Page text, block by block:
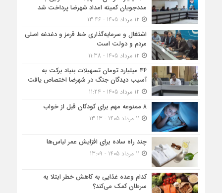
مددجویان کمیته امداد شهرضا پرداخت شد
اشتغال و سرمایه‌گذاری خط قرمز و دغدغه اصلی
مردم و دولت است
۴۴ میلیارد تومان تسهیلات بنیاد برکت به
آسیب دیدگان جنگ در شهرضا اختصاص یافت
۸ ممنوعه مهم برای کودکان قبل از خواب
چند راه ساده برای افزایش عمر لباس‌ها
کدام وعده غذایی به کاهش خطر ابتلا به
سرطان کمک می‌کند؟